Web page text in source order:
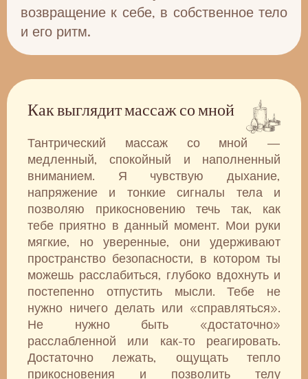
возвращение к себе, в собственное тело
и его ритм.
Как выглядит массаж со мной
Тантрический массаж со мной —
медленный, спокойный и наполненный
вниманием. Я чувствую дыхание,
напряжение и тонкие сигналы тела и
позволяю прикосновению течь так, как
тебе приятно в данный момент. Мои руки
мягкие, но уверенные, они удерживают
пространство безопасности, в котором ты
можешь расслабиться, глубоко вдохнуть и
постепенно отпустить мысли. Тебе не
нужно ничего делать или «справляться».
Не нужно быть «достаточно»
расслабленной или как-то реагировать.
Достаточно лежать, ощущать тепло
прикосновения и позволить телу